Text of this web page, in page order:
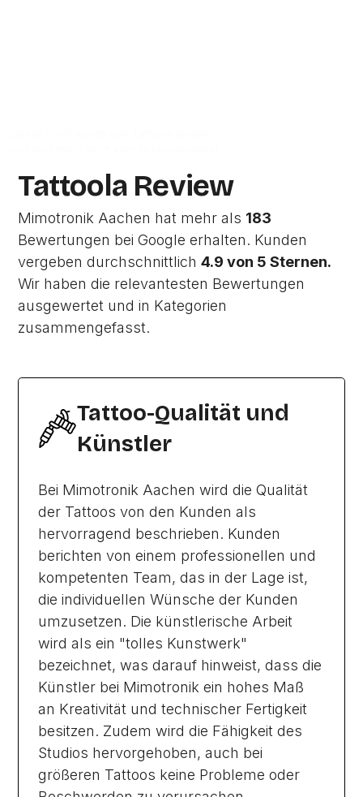
Tattoola Review
Mimotronik Aachen hat mehr als 183
Bewertungen bei Google erhalten. Kunden
vergeben durchschnittlich4.9 von 5 Sternen.
Wir haben die relevantesten Bewertungen
ausgewertet und in Kategorien
zusammengefasst.
Tattoo-Qualität und
Künstler
Bei Mimotronik Aachen wird die Qualität
der Tattoos von den Kunden als
hervorragend beschrieben. Kunden
berichten von einem professionellen und
kompetenten Team, das in der Lage ist,
die individuellen Wünsche der Kunden
umzusetzen. Die künstlerische Arbeit
wird als ein "tolles Kunstwerk"
bezeichnet, was darauf hinweist, dass die
Künstler bei Mimotronik ein hohes Maß
an Kreativität und technischer Fertigkeit
besitzen. Zudem wird die Fähigkeit des
Studios hervorgehoben, auch bei
größeren Tattoos keine Probleme oder